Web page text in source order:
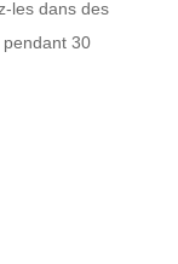
les dans des
30